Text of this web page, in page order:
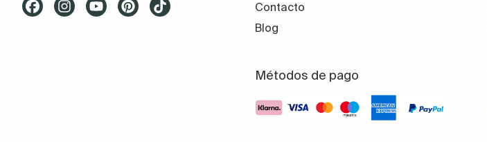
Contacto
Blog
Métodos de pago